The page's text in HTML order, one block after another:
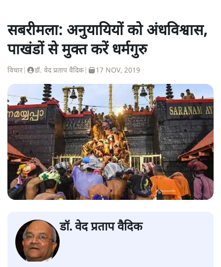
सबरीमला: अनुयायियों को अंधविश्वास,
पाखंडों से मुक्त करें धर्मगुरु
विचार डॉ. वेद प्रताप वैदिक 17 NOV, 2019
डॉ. वेद प्रताप वैदिक